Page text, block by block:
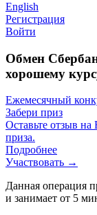
English
Регистрация
Войти
Обмен
хорошему
Ежемесячный
Забери приз
Оставьте отзыв на
приза.
Подробнее
Участвовать →
Данная операция
и занимает от 5